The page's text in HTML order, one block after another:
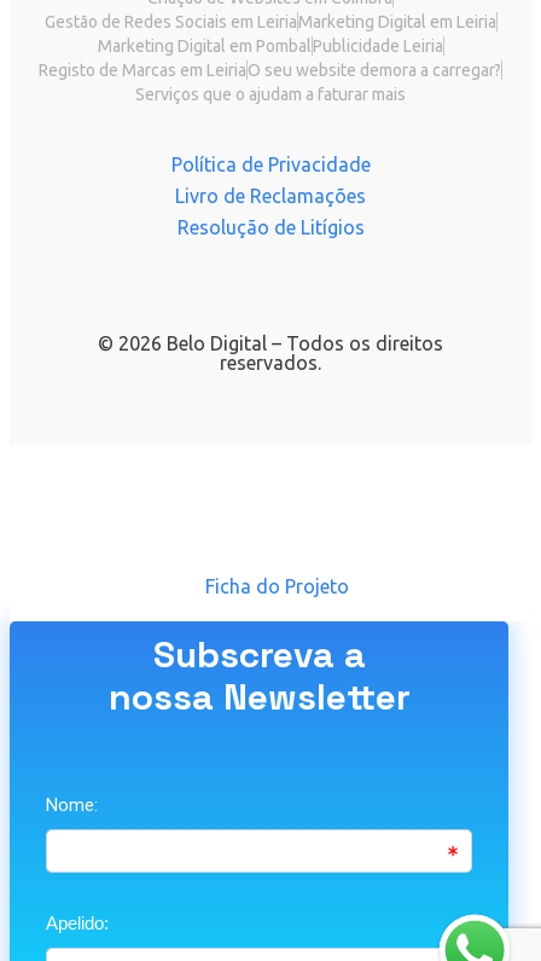
Gestão de Redes Sociais em LeiriaMarketing Digital em Leiria
Marketing Digital em PombalPublicidade Leiria
Registo de Marcas em LeiriaO seu website demora a carregar?
Serviços que o ajudam a faturar mais
Política de Privacidade
Livro de Reclamações
Resolução de Litígios
© 2026 Belo Digital – Todos os direitos
reservados.
Ficha do Projeto
Subscreva a
nossa Newsletter